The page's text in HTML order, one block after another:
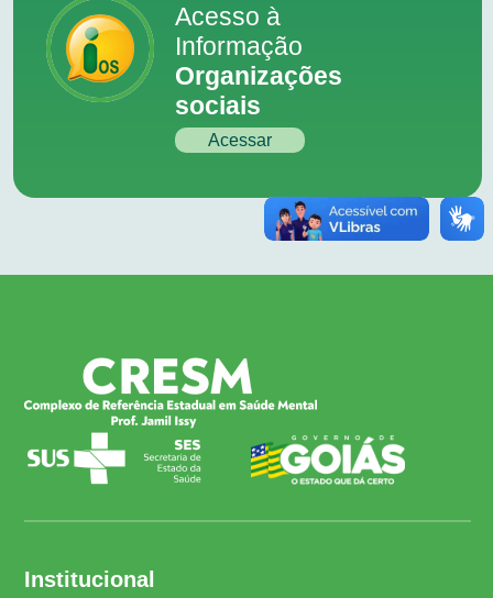
Acesso à
Informação
Organizações
sociais
Acessar
Institucional